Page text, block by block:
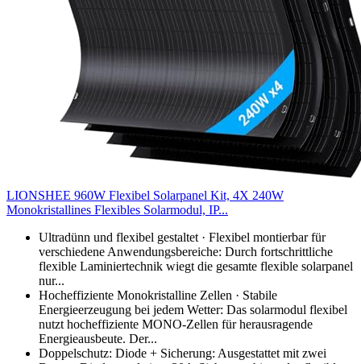
LIONSHEE 960W Flexibel Solarpanel Kit, 4X 240W
Monokristallines Flexibles Solarmodul, IP...
Ultradünn und flexibel gestaltet · Flexibel montierbar für
verschiedene Anwendungsbereiche: Durch fortschrittliche
flexible Laminiertechnik wiegt die gesamte flexible solarpanel
nur...
Hocheffiziente Monokristalline Zellen · Stabile
Energieerzeugung bei jedem Wetter: Das solarmodul flexibel
nutzt hocheffiziente MONO-Zellen für herausragende
Energieausbeute. Der...
Doppelschutz: Diode + Sicherung: Ausgestattet mit zwei